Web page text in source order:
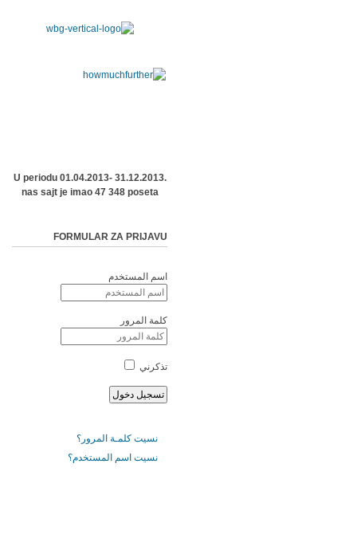
U periodu 01.04.2013- 31.12.2013.
nas sajt je imao 47 348 poseta
FORMULAR ZA PRIJAVU
اسم المستخدم
كلمة المرور
تذكرني
نسيت كلمـة المرور؟
نسيت اسم المستخدم؟